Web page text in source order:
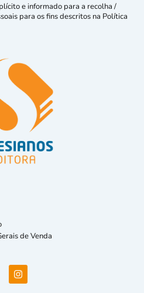
e informado para a recolha /
para os fins descritos na Política
de Venda